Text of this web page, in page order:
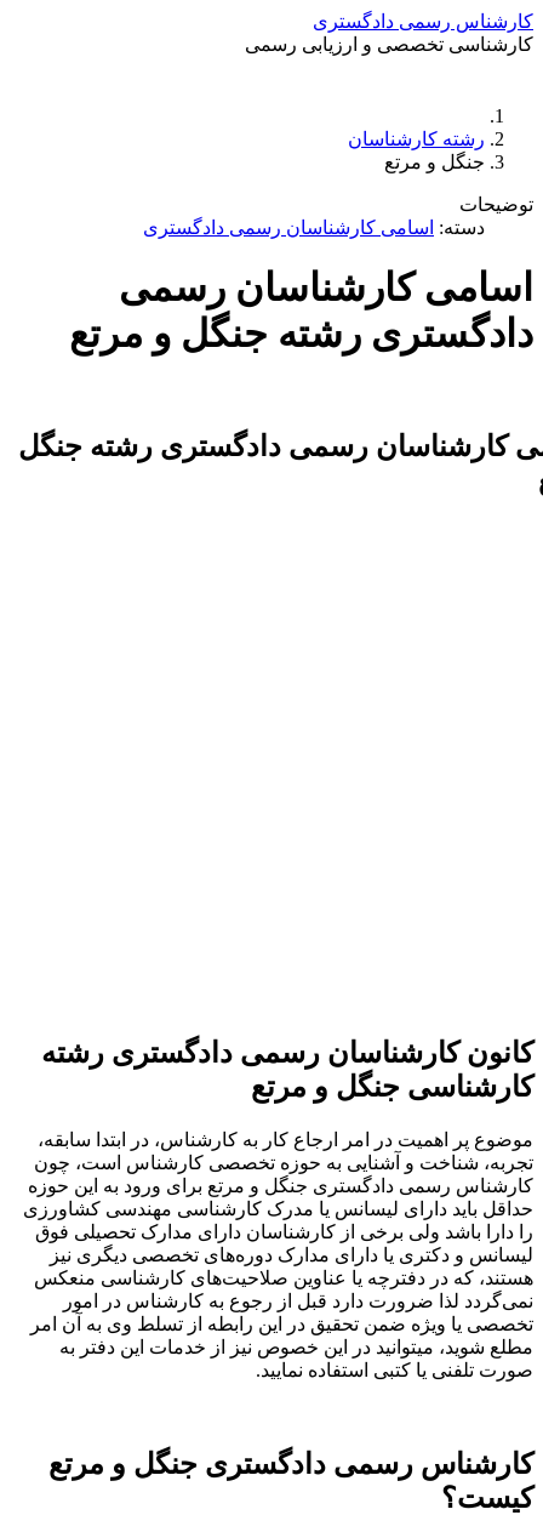
کارشناس رسمی دادگستری
کارشناسی تخصصی و ارزیابی رسمی
رشته کارشناسان
جنگل و مرتع
توضیحات
دسته:اسامی کارشناسان رسمی دادگستری
اسامی کارشناسان رسمی
دادگستری رشته جنگل و مرتع
کانون کارشناسان رسمی دادگستری رشته
کارشناسی جنگل و مرتع
موضوع پر اهمیت در امر ارجاع کار به کارشناس، در ابتدا سابقه،
تجربه، شناخت و آشنایی به حوزه تخصصی کارشناس است، چون
کارشناس رسمی دادگستری جنگل و مرتع برای ورود به این حوزه
حداقل باید دارای لیسانس یا مدرک کارشناسی مهندسی کشاورزی
را دارا باشد ولی برخی از کارشناسان دارای مدارک تحصیلی فوق
لیسانس و دکتری یا دارای مدارک دوره‌های تخصصی دیگری نیز
هستند، که در دفترچه یا عناوین صلاحیت‌های کارشناسی منعکس
نمی‌گردد لذا ضرورت دارد قبل از رجوع به کارشناس در امور
تخصصی یا ویژه ضمن تحقیق در این رابطه از تسلط وی به آن امر
مطلع شوید، میتوانید در این خصوص نیز از خدمات این دفتر به
صورت تلفنی یا کتبی استفاده نمایید.
کارشناس رسمی دادگستری جنگل و مرتع
کیست؟